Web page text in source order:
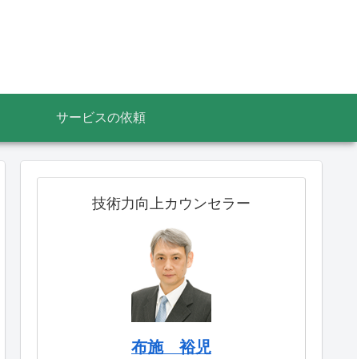
サービスの依頼
技術力向上カウンセラー
布施 裕児